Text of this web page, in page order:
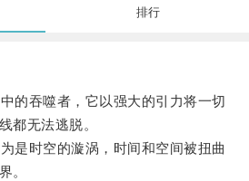
排行
吞噬者，它以强大的引力将一切
都无法逃脱。
时空的漩涡，时间和空间被扭曲
。